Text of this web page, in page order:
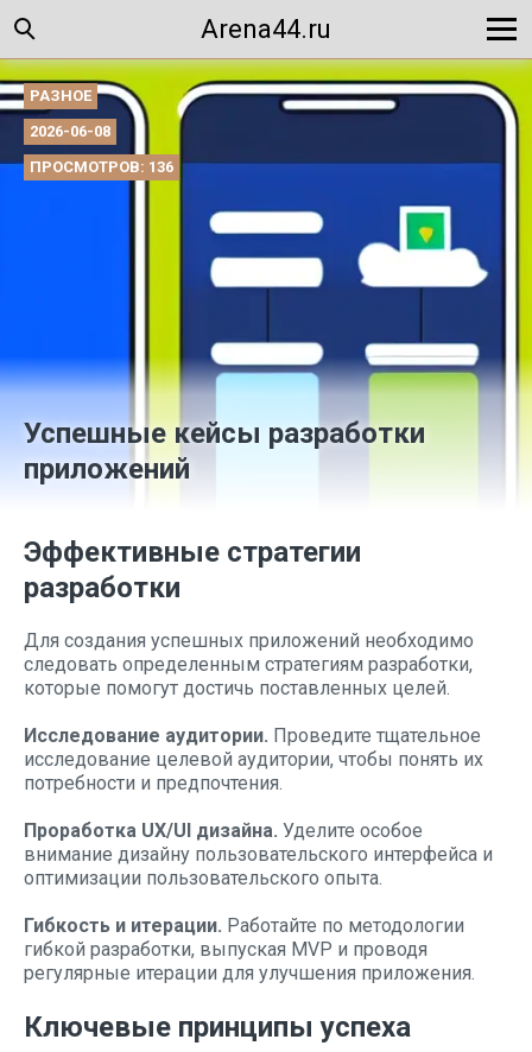
Arena44.ru
РАЗНОЕ
2026-06-08
ПРОСМОТРОВ: 136
Успешные кейсы разработки
приложений
Эффективные стратегии
разработки
Для создания успешных приложений необходимо
следовать определенным стратегиям разработки,
которые помогут достичь поставленных целей.
Исследование аудитории. Проведите тщательное
исследование целевой аудитории, чтобы понять их
потребности и предпочтения.
Проработка UX/UI дизайна. Уделите особое
внимание дизайну пользовательского интерфейса и
оптимизации пользовательского опыта.
Гибкость и итерации. Работайте по методологии
гибкой разработки, выпуская MVP и проводя
регулярные итерации для улучшения приложения.
Ключевые принципы успеха